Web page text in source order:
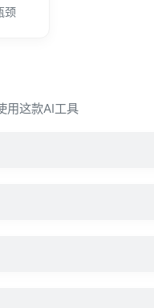
颈
用这款AI工具